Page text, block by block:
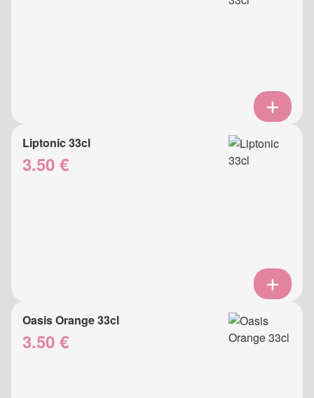
Liptonic 33cl
3.50 €
Oasis Orange 33cl
3.50 €